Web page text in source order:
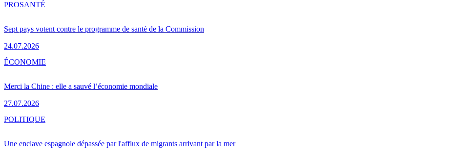
Sept pays votent contre le programme de santé de la Commission
24.07.2026
PROSANTÉ
Merci la Chine : elle a sauvé l’économie mondiale
27.07.2026
ÉCONOMIE
Une enclave espagnole dépassée par l'afflux de migrants arrivant par la mer
POLITIQUE